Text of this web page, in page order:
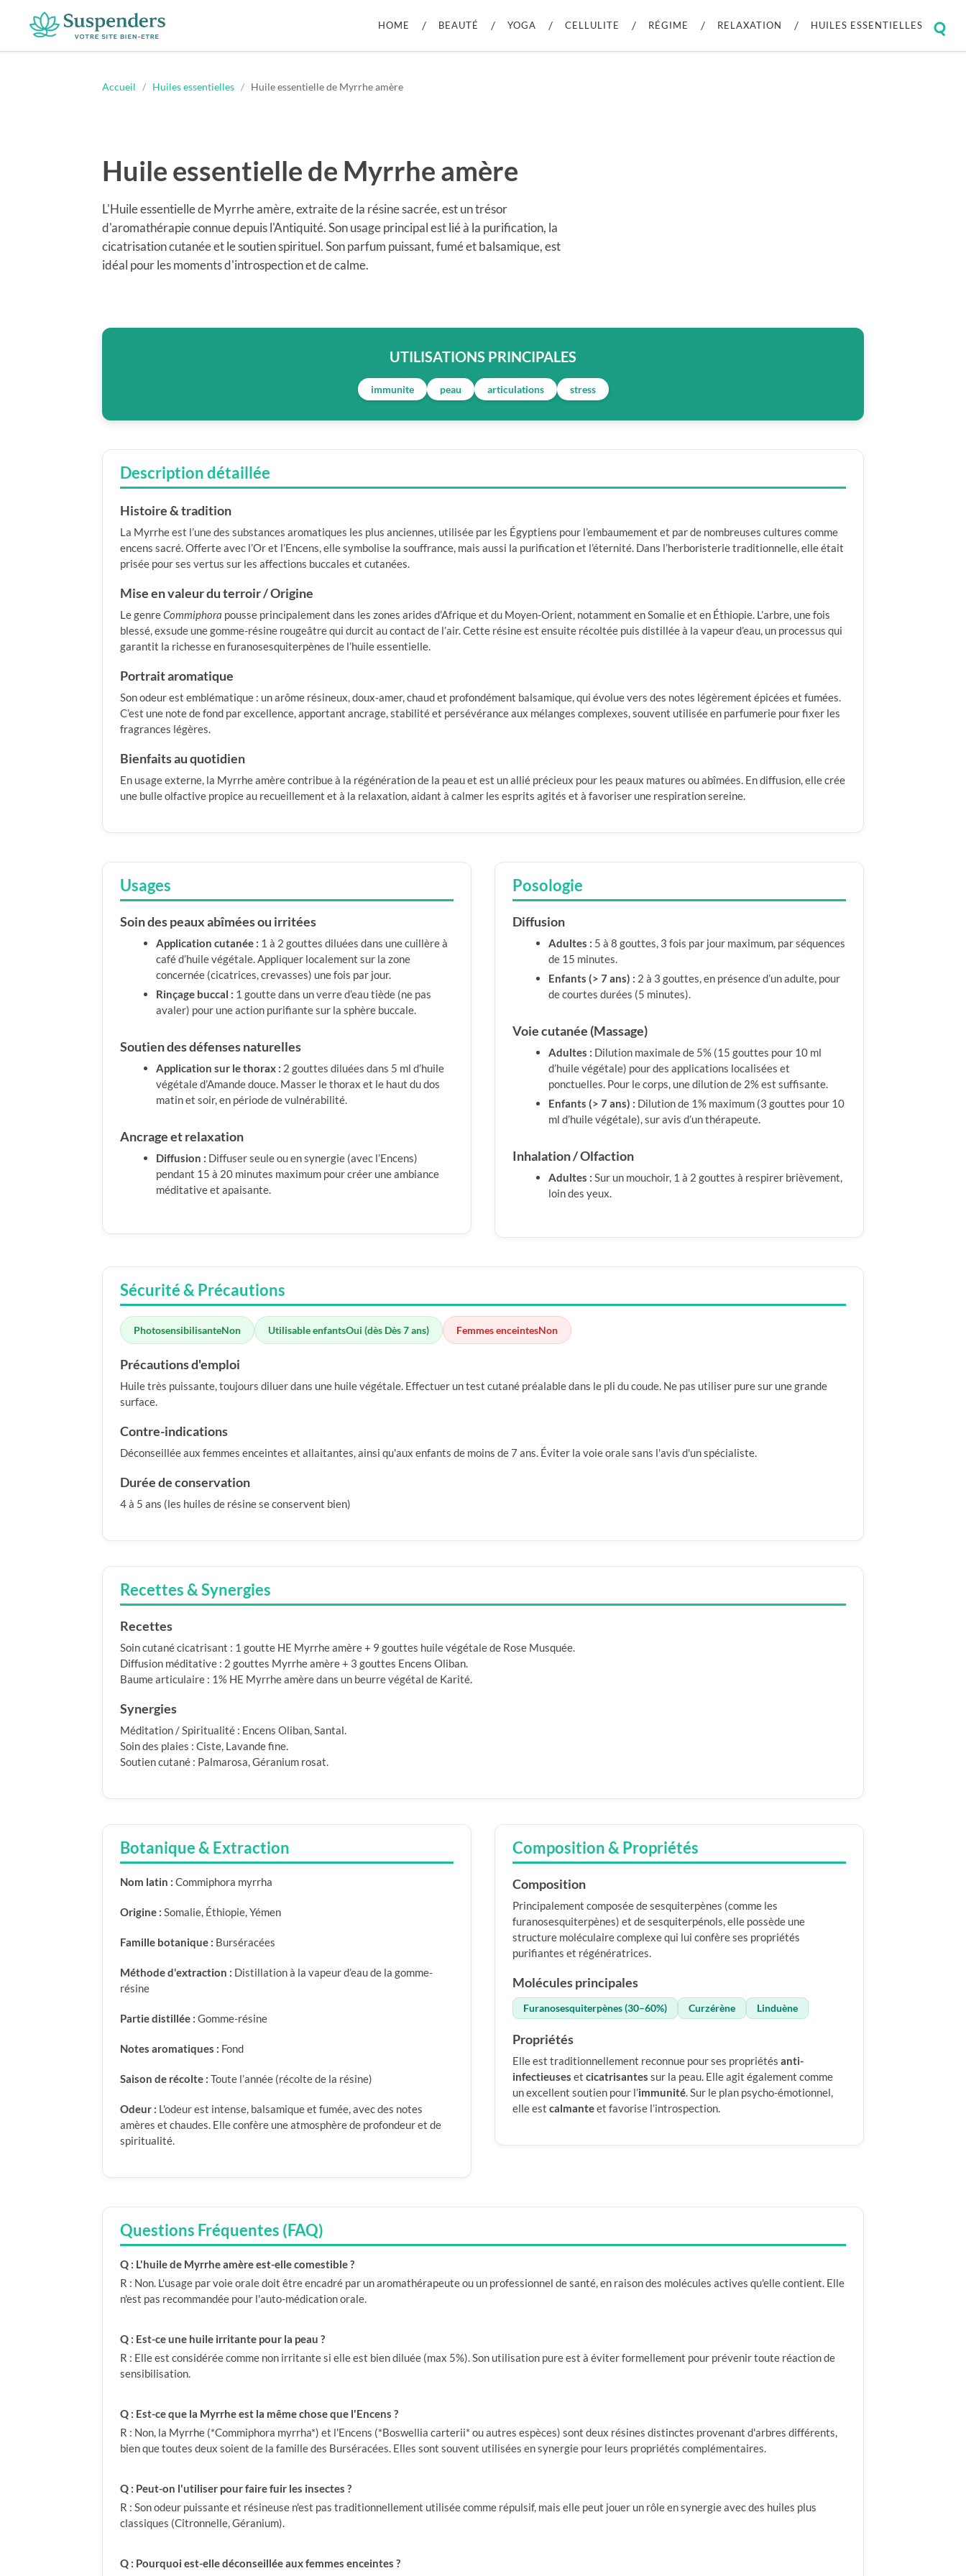
HOME BEAUTÉ YOGA CELLULITE RÉGIME RELAXATION HUILES ESSENTIELLES
field
Accueil / Huiles essentielles / Huile essentielle de Myrrhe amère
Huile essentielle de Myrrhe amère
L'Huile essentielle de Myrrhe amère, extraite de la résine sacrée, est un trésor
d'aromathérapie connue depuis l'Antiquité. Son usage principal est lié à la purification, la
cicatrisation cutanée et le soutien spirituel. Son parfum puissant, fumé et balsamique, est
idéal pour les moments d'introspection et de calme.
UTILISATIONS PRINCIPALES
immunite peau articulations stress
Description détaillée
Histoire & tradition
La Myrrhe est l’une des substances aromatiques les plus anciennes, utilisée par les Égyptiens pour l’embaumement et par de nombreuses cultures comme
encens sacré. Offerte avec l’Or et l’Encens, elle symbolise la souffrance, mais aussi la purification et l’éternité. Dans l’herboristerie traditionnelle, elle était
prisée pour ses vertus sur les affections buccales et cutanées.
Mise en valeur du terroir / Origine
Le genreCommiphora pousse principalement dans les zones arides d’Afrique et du Moyen-Orient, notamment en Somalie et en Éthiopie. L’arbre, une fois
blessé, exsude une gomme-résine rougeâtre qui durcit au contact de l’air. Cette résine est ensuite récoltée puis distillée à la vapeur d’eau, un processus qui
garantit la richesse en furanosesquiterpènes de l’huile essentielle.
Portrait aromatique
Son odeur est emblématique : un arôme résineux, doux-amer, chaud et profondément balsamique, qui évolue vers des notes légèrement épicées et fumées.
C’est une note de fond par excellence, apportant ancrage, stabilité et persévérance aux mélanges complexes, souvent utilisée en parfumerie pour fixer les
fragrances légères.
Bienfaits au quotidien
En usage externe, la Myrrhe amère contribue à la régénération de la peau et est un allié précieux pour les peaux matures ou abîmées. En diffusion, elle crée
une bulle olfactive propice au recueillement et à la relaxation, aidant à calmer les esprits agités et à favoriser une respiration sereine.
Usages
Soin des peaux abîmées ou irritées
Application cutanée : 1 à 2 gouttes diluées dans une cuillère à
café d’huile végétale. Appliquer localement sur la zone
concernée (cicatrices, crevasses) une fois par jour.
Rinçage buccal : 1 goutte dans un verre d’eau tiède (ne pas
avaler) pour une action purifiante sur la sphère buccale.
Soutien des défenses naturelles
Application sur le thorax : 2 gouttes diluées dans 5 ml d’huile
végétale d’Amande douce. Masser le thorax et le haut du dos
matin et soir, en période de vulnérabilité.
Ancrage et relaxation
Diffusion : Diffuser seule ou en synergie (avec l’Encens)
pendant 15 à 20 minutes maximum pour créer une ambiance
méditative et apaisante.
Posologie
Diffusion
Adultes : 5 à 8 gouttes, 3 fois par jour maximum, par séquences
de 15 minutes.
Enfants (> 7 ans) : 2 à 3 gouttes, en présence d’un adulte, pour
de courtes durées (5 minutes).
Voie cutanée (Massage)
Adultes : Dilution maximale de 5% (15 gouttes pour 10 ml
d’huile végétale) pour des applications localisées et
ponctuelles. Pour le corps, une dilution de 2% est suffisante.
Enfants (> 7 ans) : Dilution de 1% maximum (3 gouttes pour 10
ml d’huile végétale), sur avis d’un thérapeute.
Inhalation / Olfaction
Adultes : Sur un mouchoir, 1 à 2 gouttes à respirer brièvement,
loin des yeux.
Sécurité & Précautions
PhotosensibilisanteNon Utilisable enfantsOui (dès Dès 7 ans) Femmes enceintesNon
Précautions d'emploi
Huile très puissante, toujours diluer dans une huile végétale. Effectuer un test cutané préalable dans le pli du coude. Ne pas utiliser pure sur une grande
surface.
Contre-indications
Déconseillée aux femmes enceintes et allaitantes, ainsi qu'aux enfants de moins de 7 ans. Éviter la voie orale sans l'avis d'un spécialiste.
Durée de conservation
4 à 5 ans (les huiles de résine se conservent bien)
Recettes & Synergies
Recettes
Soin cutané cicatrisant : 1 goutte HE Myrrhe amère + 9 gouttes huile végétale de Rose Musquée.
Diffusion méditative : 2 gouttes Myrrhe amère + 3 gouttes Encens Oliban.
Baume articulaire : 1% HE Myrrhe amère dans un beurre végétal de Karité.
Synergies
Méditation / Spiritualité : Encens Oliban, Santal.
Soin des plaies : Ciste, Lavande fine.
Soutien cutané : Palmarosa, Géranium rosat.
Botanique & Extraction
Nom latin : Commiphora myrrha
Origine : Somalie, Éthiopie, Yémen
Famille botanique : Burséracées
Méthode d'extraction : Distillation à la vapeur d’eau de la gomme-
résine
Partie distillée : Gomme-résine
Notes aromatiques : Fond
Saison de récolte : Toute l’année (récolte de la résine)
Odeur : L'odeur est intense, balsamique et fumée, avec des notes
amères et chaudes. Elle confère une atmosphère de profondeur et de
spiritualité.
Composition & Propriétés
Composition
Principalement composée de sesquiterpènes (comme les
furanosesquiterpènes) et de sesquiterpénols, elle possède une
structure moléculaire complexe qui lui confère ses propriétés
purifiantes et régénératrices.
Molécules principales
Furanosesquiterpènes (30–60%) Curzérène Linduène
Propriétés
Elle est traditionnellement reconnue pour ses propriétés anti-
infectieuses et cicatrisantes sur la peau. Elle agit également comme
un excellent soutien pour l’immunité. Sur le plan psycho-émotionnel,
elle est calmanteet favorise l’introspection.
Questions Fréquentes (FAQ)
Q : L'huile de Myrrhe amère est-elle comestible ?
R : Non. L'usage par voie orale doit être encadré par un aromathérapeute ou un professionnel de santé, en raison des molécules actives qu'elle contient. Elle
n'est pas recommandée pour l'auto-médication orale.
Q : Est-ce une huile irritante pour la peau ?
R : Elle est considérée comme non irritante si elle est bien diluée (max 5%). Son utilisation pure est à éviter formellement pour prévenir toute réaction de
sensibilisation.
Q : Est-ce que la Myrrhe est la même chose que l'Encens ?
R : Non, la Myrrhe (*Commiphora myrrha*) et l'Encens (*Boswellia carterii* ou autres espèces) sont deux résines distinctes provenant d'arbres différents,
bien que toutes deux soient de la famille des Burséracées. Elles sont souvent utilisées en synergie pour leurs propriétés complémentaires.
Q : Peut-on l'utiliser pour faire fuir les insectes ?
R : Son odeur puissante et résineuse n'est pas traditionnellement utilisée comme répulsif, mais elle peut jouer un rôle en synergie avec des huiles plus
classiques (Citronnelle, Géranium).
Q : Pourquoi est-elle déconseillée aux femmes enceintes ?